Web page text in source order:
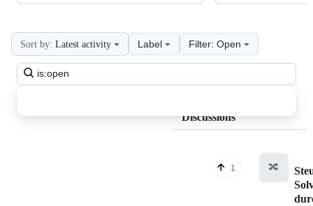
Search
all
Sort by: Latest activity Label Filter: Open
Discussions
1 🔀